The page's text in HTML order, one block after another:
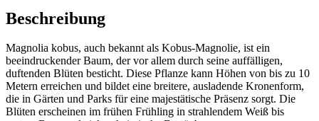
Beschreibung
Magnolia kobus, auch bekannt als Kobus-Magnolie, ist ein
beeindruckender Baum, der vor allem durch seine auffälligen,
duftenden Blüten besticht. Diese Pflanze kann Höhen von bis zu 10
Metern erreichen und bildet eine breitere, ausladende Kronenform,
die in Gärten und Parks für eine majestätische Präsenz sorgt. Die
Blüten erscheinen im frühen Frühling in strahlendem Weiß bis